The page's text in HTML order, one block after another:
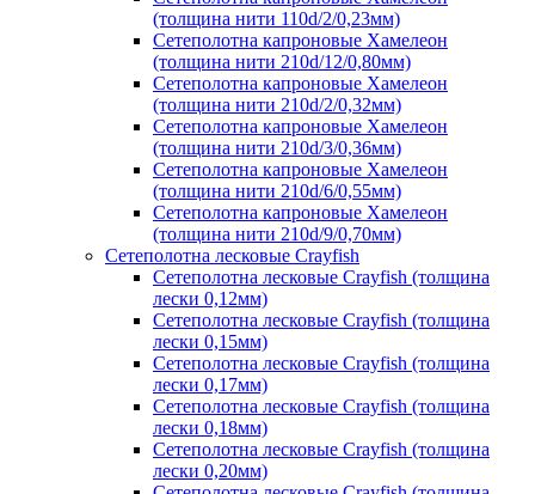
(толщина нити 110d/2/0,23мм)
Сетеполотна капроновые Хамелеон
(толщина нити 210d/12/0,80мм)
Сетеполотна капроновые Хамелеон
(толщина нити 210d/2/0,32мм)
Сетеполотна капроновые Хамелеон
(толщина нити 210d/3/0,36мм)
Сетеполотна капроновые Хамелеон
(толщина нити 210d/6/0,55мм)
Сетеполотна капроновые Хамелеон
(толщина нити 210d/9/0,70мм)
Сетеполотна лесковые Crayfish
Сетеполотна лесковые Crayfish (толщина
лески 0,12мм)
Сетеполотна лесковые Crayfish (толщина
лески 0,15мм)
Сетеполотна лесковые Crayfish (толщина
лески 0,17мм)
Сетеполотна лесковые Crayfish (толщина
лески 0,18мм)
Сетеполотна лесковые Crayfish (толщина
лески 0,20мм)